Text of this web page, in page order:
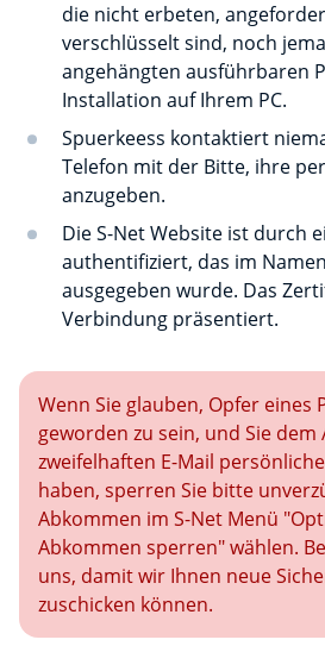
die nicht erbeten,
verschlüsselt sind, noch
angehängten ausführbaren
Installation auf Ihrem PC.
Spuerkeess kontaktiert
Telefon mit der Bitte, ihre
anzugeben.
Die S-Net Website ist durch
authentifiziert, das im
ausgegeben wurde. Das
Verbindung präsentiert.
Wenn Sie glauben, Opfer eines
geworden zu sein, und Sie
zweifelhaften E-Mail
haben, sperren Sie bitte
Abkommen im S-Net Menü
Abkommen sperren" wählen.
uns, damit wir Ihnen neue
zuschicken können.